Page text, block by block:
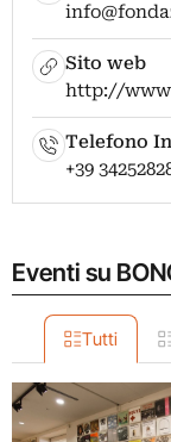
Sito web
http://
Telefono
+39
Eventi su
Tutti